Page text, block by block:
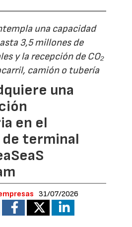
una capacidad
3,5 millones de
y la recepción de CO₂
camión o tubería
una
en el
terminal
31/07/2026